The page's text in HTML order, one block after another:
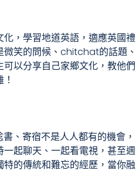
，學習地道英語，適應英國禮
微笑的問候、chitchat的話題、
以分享自己家鄉文化，教他們
、寄宿不是人人都有的機會，
起聊天、一起看電視，甚至週
的傳統和難忘的經歷，當你融